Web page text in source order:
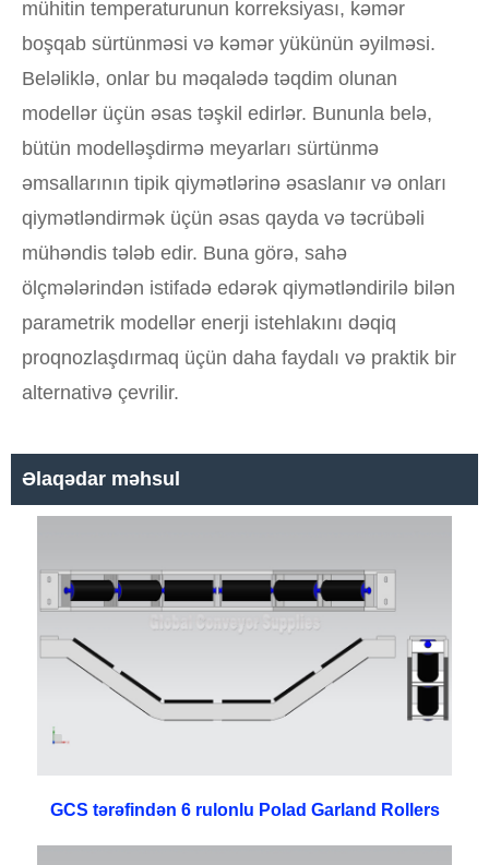
mühitin temperaturunun korreksiyası, kəmər
boşqab sürtünməsi və kəmər yükünün əyilməsi.
Beləliklə, onlar bu məqalədə təqdim olunan
modellər üçün əsas təşkil edirlər. Bununla belə,
bütün modelləşdirmə meyarları sürtünmə
əmsallarının tipik qiymətlərinə əsaslanır və onları
qiymətləndirmək üçün əsas qayda və təcrübəli
mühəndis tələb edir. Buna görə, sahə
ölçmələrindən istifadə edərək qiymətləndirilə bilən
parametrik modellər enerji istehlakını dəqiq
proqnozlaşdırmaq üçün daha faydalı və praktik bir
alternativə çevrilir.
Əlaqədar məhsul
GCS tərəfindən 6 rulonlu Polad Garland Rollers